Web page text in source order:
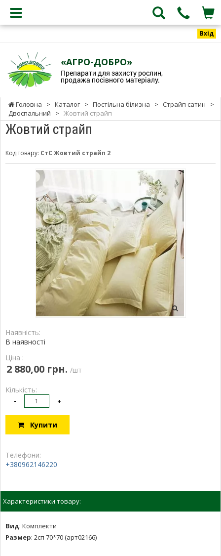
Вхід
«АГРО-ДОБРО»
Препарати для захисту рослин,
продажа посівного матеріалу.
Головна > Каталог > Постільна білизна > Страйп сатин
>
Двоспальний
> Жовтий страйп
Жовтий страйп
Код товару: СтС Жовтий страйп 2
Наявність:
В наявності
Ціна :
2 880,00 грн. /шт
Кількість:
- +
Купити
Телефони:
+380962146220
Характеристики товару:
Вид: Комплекти
Размер: 2сп 70*70 (арт02166)